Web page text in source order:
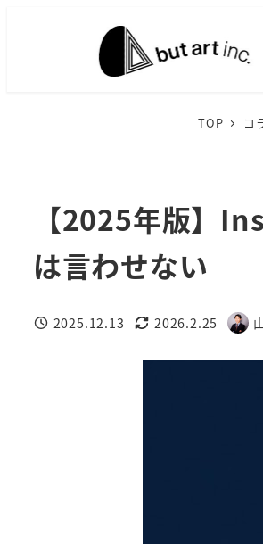
TOP コ
【2025年版】
は言わせない
投稿日
2025.12.13
更新日
2026.2.25
著